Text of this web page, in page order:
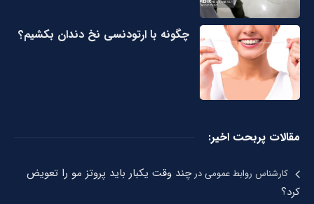
چگونه با ارتودنسی نخ دندان بکشیم؟
مقالات پربحت اخیر:
کارشناس روابط عمومیدرچند وقت یکبار باید پروتز مو را تعویض
کرد؟